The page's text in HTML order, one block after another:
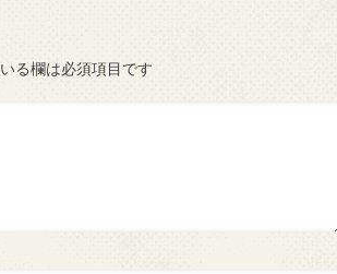
る欄は必須項目です